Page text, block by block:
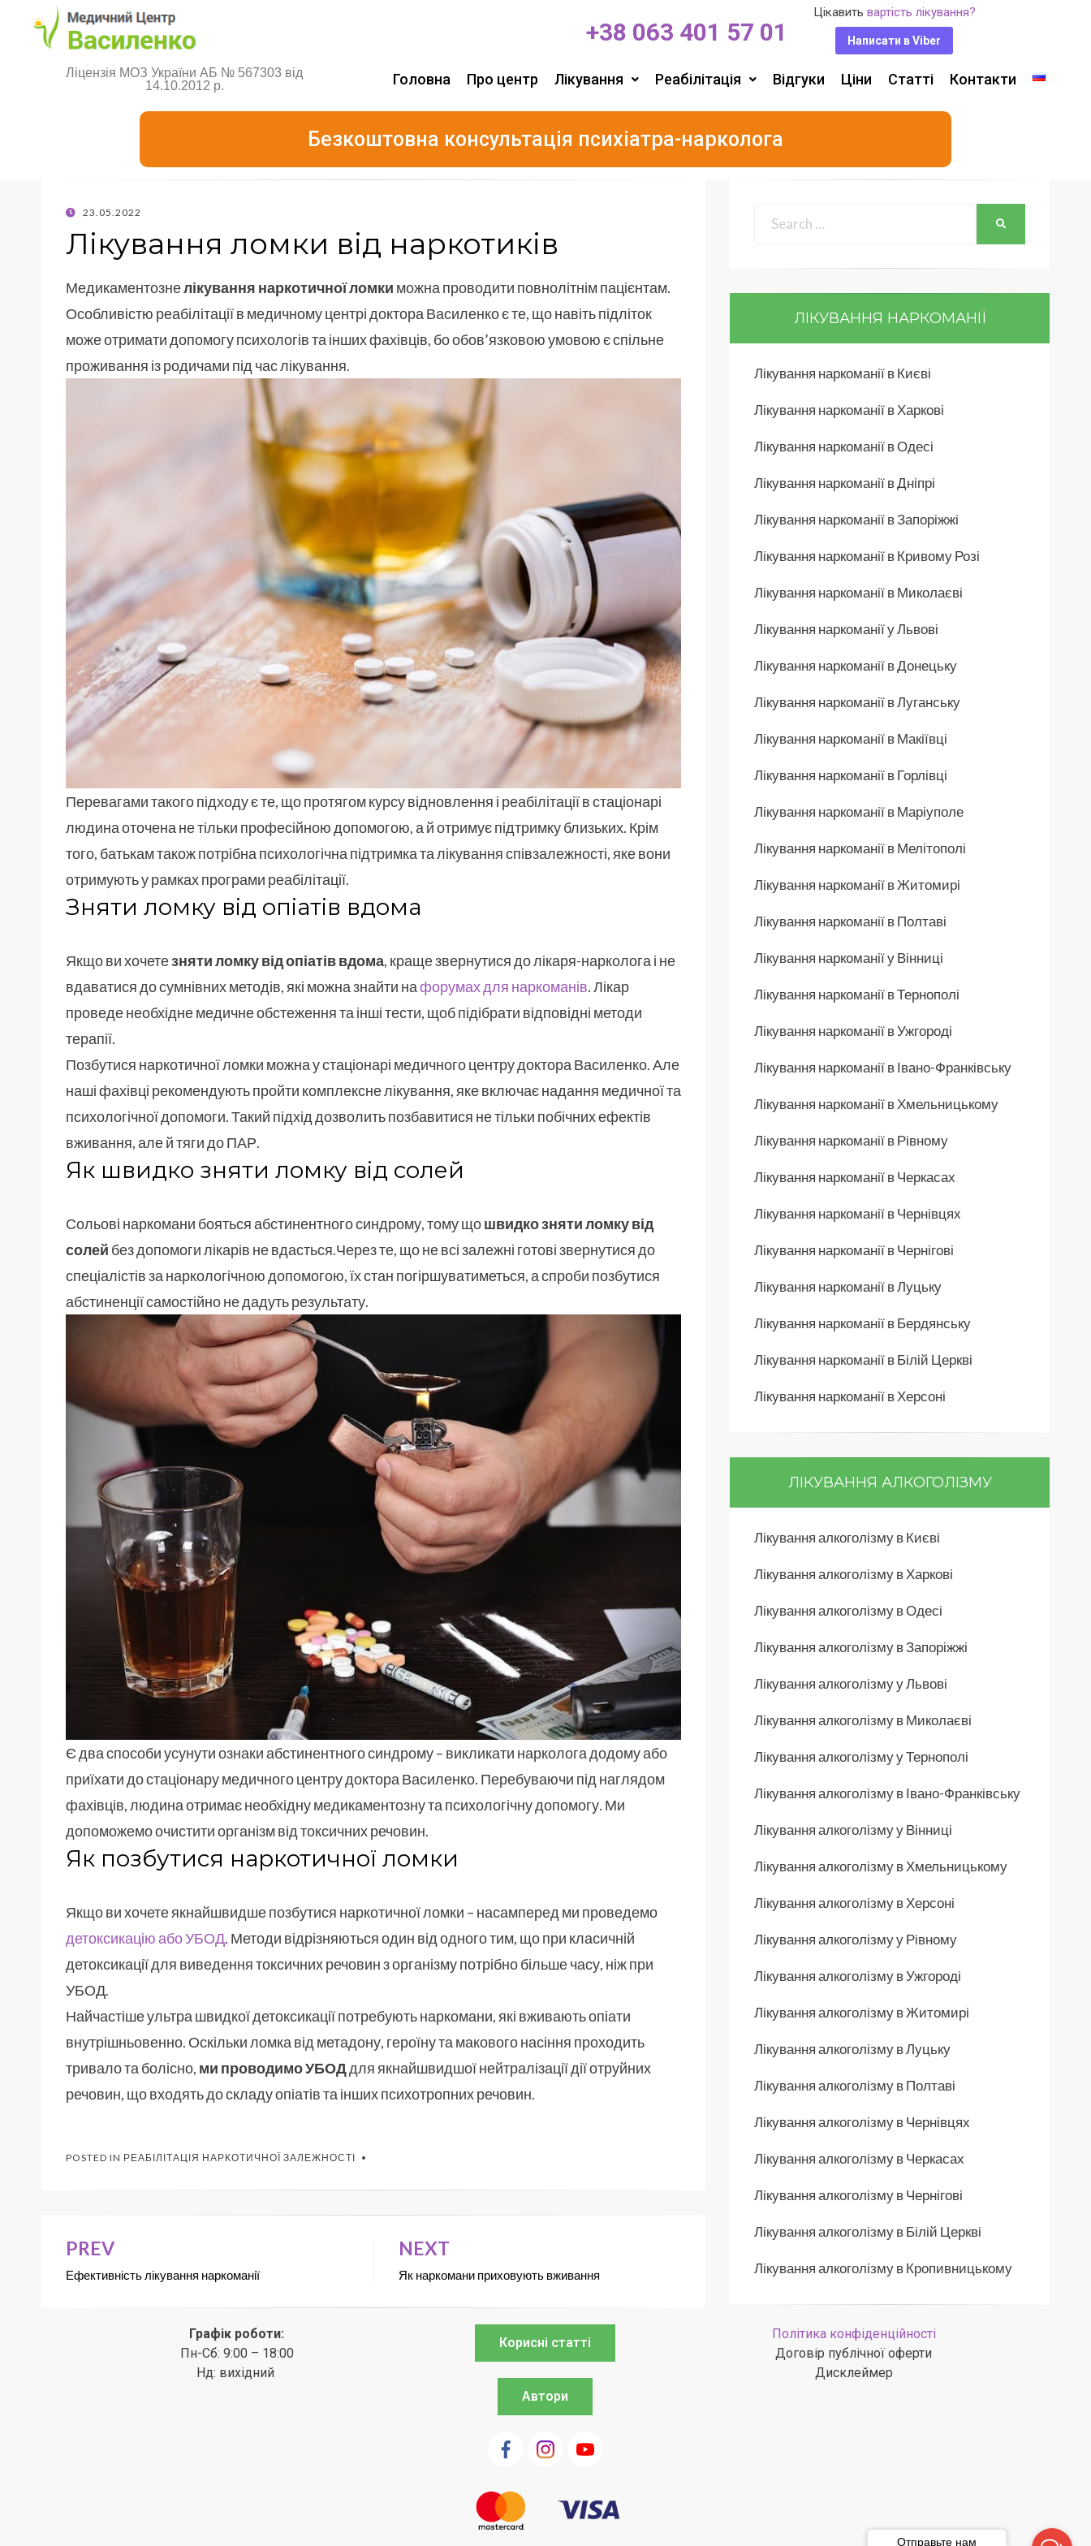
+38 063 401 57 01
Цікавить вартість лікування?
Написати в Viber
Ліцензія МОЗ України АБ № 567303 від
14.10.2012 р.
Головна Про центр Лікування Реабілітація Відгуки Ціни Статті Контакти
Безкоштовна консультація психіатра-нарколога
23.05.2022
Лікування ломки від наркотиків
Медикаментознелікування наркотичної ломки можна проводити повнолітнім пацієнтам.
Особливістю реабілітації в медичному центрі доктора Василенко є те, що навіть підліток
може отримати допомогу психологів та інших фахівців, бо обов’язковою умовою є спільне
проживання із родичами під час лікування.
Перевагами такого підходу є те, що протягом курсу відновлення і реабілітації в стаціонарі
людина оточена не тільки професійною допомогою, а й отримує підтримку близьких. Крім
того, батькам також потрібна психологічна підтримка та лікування співзалежності, яке вони
отримують у рамках програми реабілітації.
Зняти ломку від опіатів вдома
Якщо ви хочетезняти ломку від опіатів вдома, краще звернутися до лікаря-нарколога і не
вдаватися до сумнівних методів, які можна знайти нафорумах для наркоманів. Лікар
проведе необхідне медичне обстеження та інші тести, щоб підібрати відповідні методи
терапії.
Позбутися наркотичної ломки можна у стаціонарі медичного центру доктора Василенко. Але
наші фахівці рекомендують пройти комплексне лікування, яке включає надання медичної та
психологічної допомоги. Такий підхід дозволить позбавитися не тільки побічних ефектів
вживання, але й тяги до ПАР.
Як швидко зняти ломку від солей
Сольові наркомани бояться абстинентного синдрому, тому щошвидко зняти ломку від
солей без допомоги лікарів не вдасться.Через те, що не всі залежні готові звернутися до
спеціалістів за наркологічною допомогою, їх стан погіршуватиметься, а спроби позбутися
абстиненції самостійно не дадуть результату.
Є два способи усунути ознаки абстинентного синдрому – викликати нарколога додому або
приїхати до стаціонару медичного центру доктора Василенко. Перебуваючи під наглядом
фахівців, людина отримає необхідну медикаментозну та психологічну допомогу. Ми
допоможемо очистити організм від токсичних речовин.
Як позбутися наркотичної ломки
Якщо ви хочете якнайшвидше позбутися наркотичної ломки – насамперед ми проведемо
детоксикацію або УБОД. Методи відрізняються один від одного тим, що при класичній
детоксикації для виведення токсичних речовин з організму потрібно більше часу, ніж при
УБОД.
Найчастіше ультра швидкої детоксикації потребують наркомани, які вживають опіати
внутрішньовенно. Оскільки ломка від метадону, героїну та макового насіння проходить
тривало та болісно, ​​ ми проводимо УБОДдля якнайшвидшої нейтралізації дії отруйних
речовин, що входять до складу опіатів та інших психотропних речовин.
POSTED IN РЕАБІЛІТАЦІЯ НАРКОТИЧНОЇ ЗАЛЕЖНОСТІ
PREV
Ефективність лікування наркоманії
NEXT
Як наркомани приховують вживання
ЛІКУВАННЯ НАРКОМАНІЇ
Лікування наркоманії в Києві
Лікування наркоманії в Харкові
Лікування наркоманії в Одесі
Лікування наркоманії в Дніпрі
Лікування наркоманії в Запоріжжі
Лікування наркоманії в Кривому Розі
Лікування наркоманії в Миколаєві
Лікування наркоманії у Львові
Лікування наркоманії в Донецьку
Лікування наркоманії в Луганську
Лікування наркоманії в Макіївці
Лікування наркоманії в Горлівці
Лікування наркоманії в Маріуполе
Лікування наркоманії в Мелітополі
Лікування наркоманії в Житомирі
Лікування наркоманії в Полтаві
Лікування наркоманії у Вінниці
Лікування наркоманії в Тернополі
Лікування наркоманії в Ужгороді
Лікування наркоманії в Івано-Франківську
Лікування наркоманії в Хмельницькому
Лікування наркоманії в Рівному
Лікування наркоманії в Черкасах
Лікування наркоманії в Чернівцях
Лікування наркоманії в Чернігові
Лікування наркоманії в Луцьку
Лікування наркоманії в Бердянську
Лікування наркоманії в Білій Церкві
Лікування наркоманії в Херсоні
ЛІКУВАННЯ АЛКОГОЛІЗМУ
Лікування алкоголізму в Києві
Лікування алкоголізму в Харкові
Лікування алкоголізму в Одесі
Лікування алкоголізму в Запоріжжі
Лікування алкоголізму у Львові
Лікування алкоголізму в Миколаєві
Лікування алкоголізму у Тернополі
Лікування алкоголізму в Івано-Франківську
Лікування алкоголізму у Вінниці
Лікування алкоголізму в Хмельницькому
Лікування алкоголізму в Херсоні
Лікування алкоголізму у Рівному
Лікування алкоголізму в Ужгороді
Лікування алкоголізму в Житомирі
Лікування алкоголізму в Луцьку
Лікування алкоголізму в Полтаві
Лікування алкоголізму в Чернівцях
Лікування алкоголізму в Черкасах
Лікування алкоголізму в Чернігові
Лікування алкоголізму в Білій Церкві
Лікування алкоголізму в Кропивницькому
Графік роботи:
Пн-Сб: 9:00 – 18:00
Нд: вихідний
Корисні статті
Автори
Політика конфіденційності
Договір публічної оферти
Дисклеймер
Отправьте нам